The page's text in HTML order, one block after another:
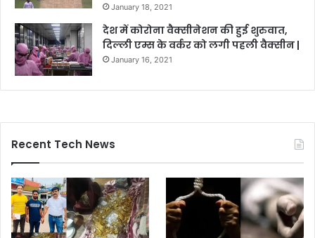
January 18, 2021
देश में कोरोना वैक्सीनेशन की हुई शुरुवात,
दिल्ली एम्स के वर्कर को लगी पहली वैक्सीन |
January 16, 2021
Recent Tech News